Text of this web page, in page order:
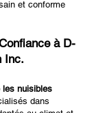
et conforme
à D-
Inc.
nuisibles
dans